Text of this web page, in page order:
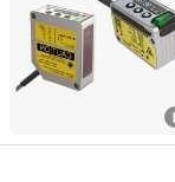
Guangdong,